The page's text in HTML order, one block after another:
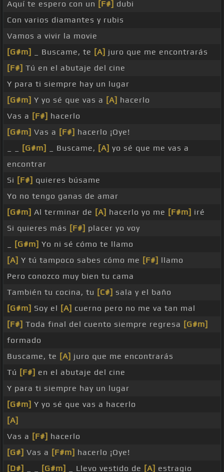
Aquí te espero con un [F#] dubi
Con varios diamantes y rubis
Vamos a vivir la movie
[G#m]
_ Buscame, te [A] juro que me encontrarás
[F#] Tú en el abutaje del cine
Y para ti siempre hay un lugar
[G#m] Y yo sé que vas a [A] hacerlo
Vas a [F#] hacerlo
[G#m] Vas a [F#] hacerlo ¡Oye!
[G#m] _ Buscame, [A] yo sé que me vas a
encontrar
Si [F#] quieres búsame
Yo no tengo ganas de amar
[G#m] Al terminar de [A] hacerlo yo me [F#m] iré
Si quieres más [F#] placer yo voy
[G#m] Yo ni sé cómo te llamo
[A] Y tú tampoco sabes cómo me [F#] llamo
Pero conozco muy bien tu cama
También tu cocina, tu [C#] sala y el baño
[G#m] Soy el [A] cuerno pero no me va tan mal
[F#] Toda final del cuento siempre regresa [G#m]
formado
Buscame, te [A] juro que me encontrarás
Tú [F#] en el abutaje del cine
Y para ti siempre hay un lugar
[G#m] Y yo sé que vas a hacerlo
[A]
Vas a [F#] hacerlo
[G#] Vas a [F#m] hacerlo ¡Oye!
[D#]
[G#m] _ Llevo vestido de [A] estragio